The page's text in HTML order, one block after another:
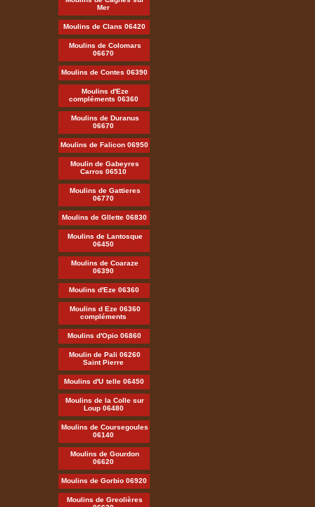
Mer
Moulins de Clans 06420
Moulins de Colomars
06670
Moulins de Contes 06390
Moulins d'Eze
compléments 06360
Moulins de Duranus
06670
Moulins de Falicon 06950
Moulin de Gabeyres
Carros 06510
Moulins de Gattieres
06770
Moulins de Gllette 06830
Moulins de Lantosque
06450
Moulins de Coaraze
06390
Moulins d'Eze 06360
Moulins d Eze 06360
compléments
Moulins d'Opio 06860
Moulin de Pali 06260
Saint Pierre
Moulins d'U telle 06450
Moulins de la Colle sur
Loup 06480
Moulins de Coursegoules
06140
Moulins de Gourdon
06620
Moulins de Gorbio 06920
Moulins de Greolières